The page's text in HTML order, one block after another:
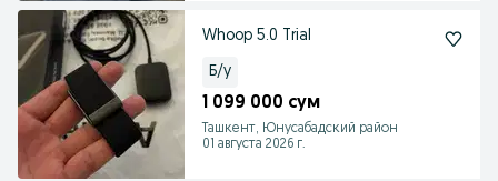
Whoop 5.0 Trial
Б/у
1 099 000 сум
Ташкент, Юнусабадский район
01 августа 2026 г.